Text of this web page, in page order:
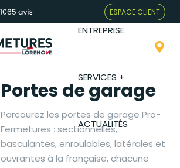
ESPACE CLIENT
ENTREPRISE
SERVICES +
ACTUALITÉS
Portes de garage
Parcourez les portes de garage Pro-
Fermetures : sectionnelles,
basculantes, enroulables, latérales et
ouvrantes à la française, chacune